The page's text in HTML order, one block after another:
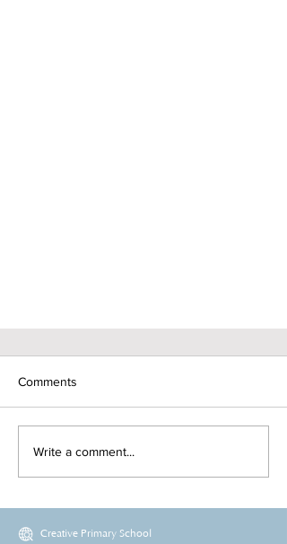
Comments
Write a comment...
Creative Primary School